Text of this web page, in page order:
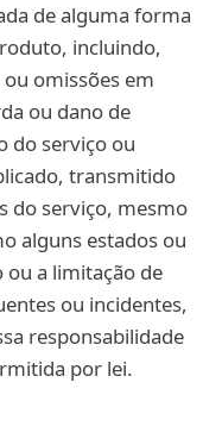
de alguma forma
incluindo,
omissões em
ou dano de
do serviço ou
transmitido
do serviço, mesmo
alguns estados ou
ou a limitação de
ou incidentes,
responsabilidade
por lei.